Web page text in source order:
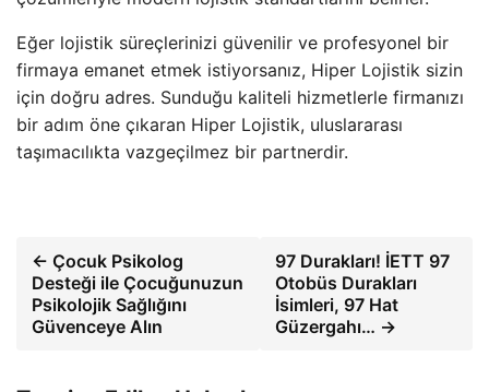
Eğer lojistik süreçlerinizi güvenilir ve profesyonel bir
firmaya emanet etmek istiyorsanız, Hiper Lojistik sizin
için doğru adres. Sunduğu kaliteli hizmetlerle firmanızı
bir adım öne çıkaran Hiper Lojistik, uluslararası
taşımacılıkta vazgeçilmez bir partnerdir.
← Çocuk Psikolog
Desteği ile Çocuğunuzun
Psikolojik Sağlığını
Güvenceye Alın
97 Durakları! İETT 97
Otobüs Durakları
İsimleri, 97 Hat
Güzergahı… →